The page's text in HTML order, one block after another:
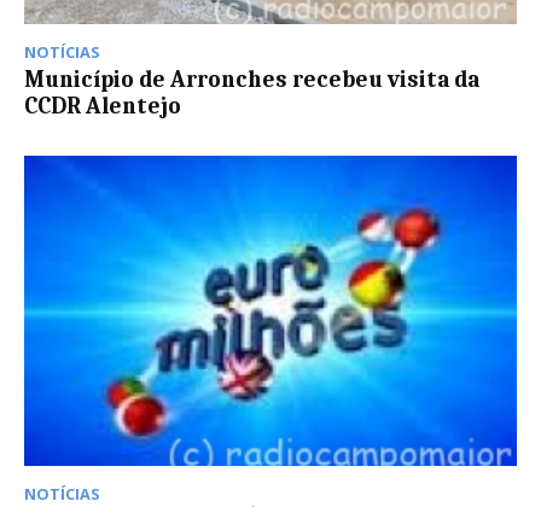
NOTÍCIAS
Município de Arronches recebeu visita da
CCDR Alentejo
NOTÍCIAS